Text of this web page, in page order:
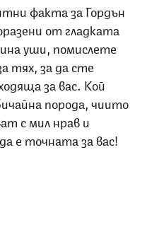
факта за Гордън
от гладката
уши, помислете
тях, за да сте
за вас. Кой
порода, чиито
с мил нрав и
е точната за вас!